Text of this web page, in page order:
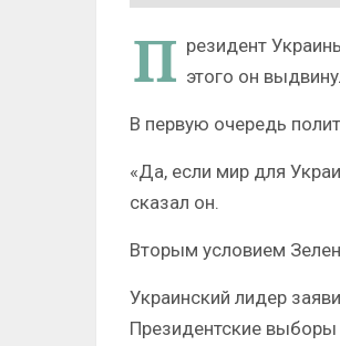
П резидент
этого он
В первую очередь
«Да, если мир для
сказал он.
Вторым условием
Украинский лидер
Президентские выборы